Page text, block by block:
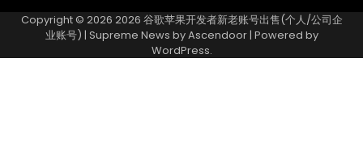
Copyright © 2026 2026 谷歌苹果开发者新老账号出售(个人/公司企
业账号) | Supreme News byAscendoor| Powered by
WordPress.